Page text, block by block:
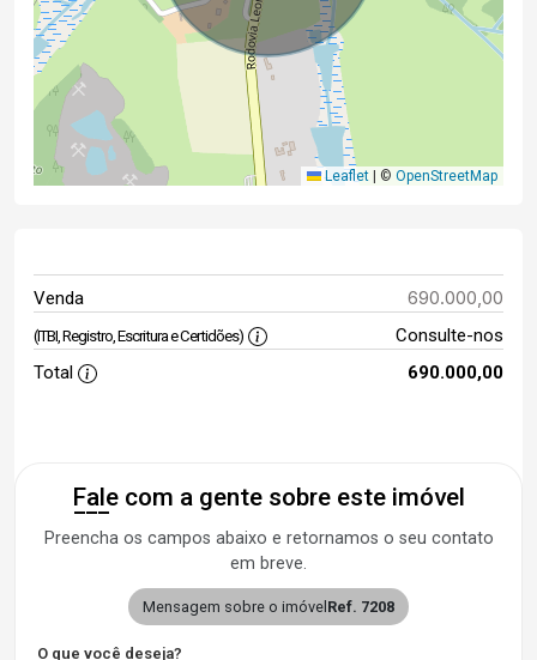
Leaflet © OpenStreetMap
Venda 690.000,00
(ITBI, Registro, Escritura e Certidões)
Consulte-nos
Total
690.000,00
Fale com a gente sobre este imóvel
Preencha os campos abaixo e retornamos o seu contato
em breve.
Mensagem sobre o imóvel Ref. 7208
O que você deseja?